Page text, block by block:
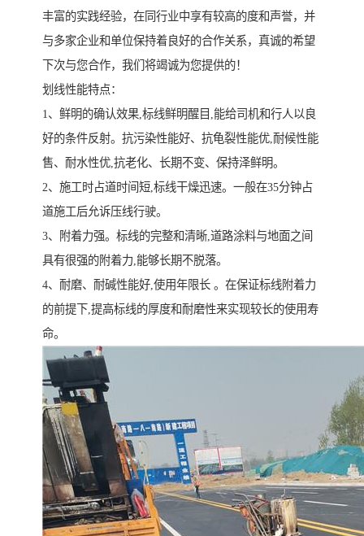
丰富的实践经验，在同行业中享有较高的度和声誉，并
与多家企业和单位保持着良好的合作关系，真诚的希望
下次与您合作，我们将竭诚为您提供的！
划线性能特点：
1、鲜明的确认效果,标线鲜明醒目,能给司机和行人以良
好的条件反射。抗污染性能好、抗龟裂性能优,耐候性能
售、耐水性优,抗老化、长期不变、保持泽鲜明。
2、施工时占道时间短,标线干燥迅速。一般在35分钟占
道施工后允诉压线行驶。
3、附着力强。标线的完整和清晰,道路涂料与地面之间
具有很强的附着力,能够长期不脱落。
4、耐磨、耐碱性能好,使用年限长 。在保证标线附着力
的前提下,提高标线的厚度和耐磨性来实现较长的使用寿
命。